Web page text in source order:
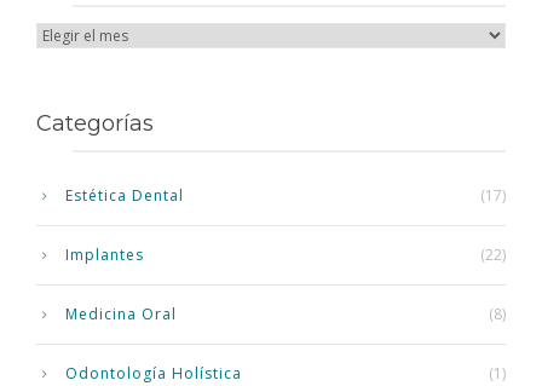
Categorías
Estética Dental (17)
Implantes (22)
Medicina Oral (8)
Odontología Holística (1)